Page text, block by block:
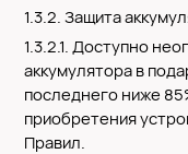
1.3.2. Защита
1.3.2.1. Доступно
аккумулятора в
последнего ниже
приобретения
Правил.